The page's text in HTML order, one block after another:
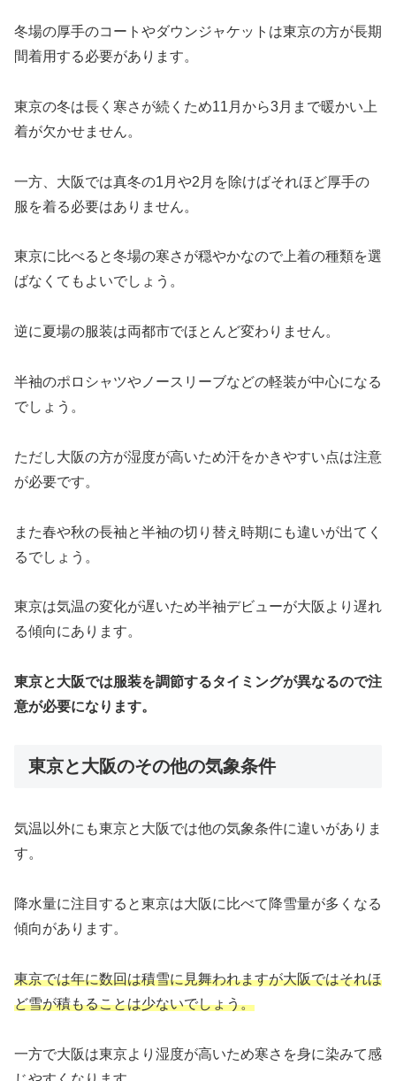
冬場の厚手のコートやダウンジャケットは東京の方が長期
間着用する必要があります。
東京の冬は長く寒さが続くため11月から3月まで暖かい上
着が欠かせません。
一方、大阪では真冬の1月や2月を除けばそれほど厚手の
服を着る必要はありません。
東京に比べると冬場の寒さが穏やかなので上着の種類を選
ばなくてもよいでしょう。
逆に夏場の服装は両都市でほとんど変わりません。
半袖のポロシャツやノースリーブなどの軽装が中心になる
でしょう。
ただし大阪の方が湿度が高いため汗をかきやすい点は注意
が必要です。
また春や秋の長袖と半袖の切り替え時期にも違いが出てく
るでしょう。
東京は気温の変化が遅いため半袖デビューが大阪より遅れ
る傾向にあります。
東京と大阪では服装を調節するタイミングが異なるので注
意が必要になります。
東京と大阪のその他の気象条件
気温以外にも東京と大阪では他の気象条件に違いがありま
す。
降水量に注目すると東京は大阪に比べて降雪量が多くなる
傾向があります。
東京では年に数回は積雪に見舞われますが大阪ではそれほ
ど雪が積もることは少ないでしょう。
一方で大阪は東京より湿度が高いため寒さを身に染みて感